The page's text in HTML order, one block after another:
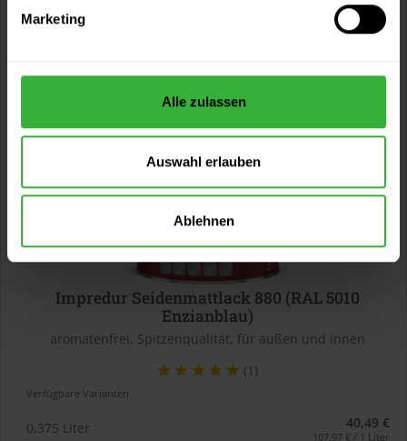
Marketing
Alle zulassen
Auswahl erlauben
Ablehnen
81,32 € / 1 Liter
Impredur Seidenmattlack 880 (RAL 5010
Enzianblau)
aromatenfrei, Spitzenqualität, für außen und innen
(1)
Verfügbare Varianten
0,375 Liter 40,49 €
107,97 € / 1 Liter